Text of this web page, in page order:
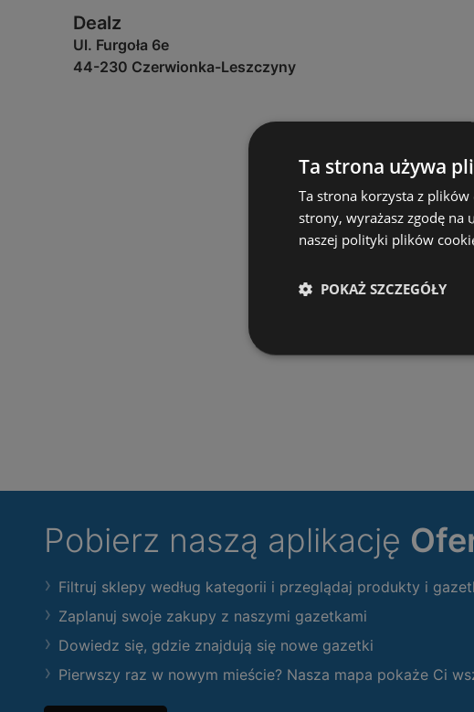
Dealz
Ul. Furgoła 6e
44-230 Czerwionka-Leszczyny
Pobierz naszą aplikację
Filtruj sklepy według kategorii i przeglądaj produkty i
Zaplanuj swoje zakupy z naszymi gazetkami
Dowiedz się, gdzie znajdują się nowe gazetki
Pierwszy raz w nowym mieście? Nasza mapa pokaże Ci
Ta strona używa
Ta strona korzysta z
strony, wyrażasz zgodę na
naszej polityki plików
POKAŻ SZCZEGÓŁY